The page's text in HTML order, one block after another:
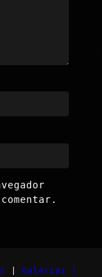
Galerias |